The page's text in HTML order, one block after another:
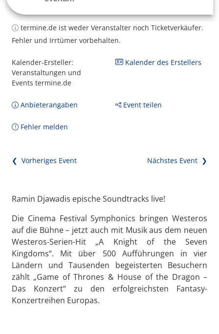
termine.de ist weder Veranstalter noch Ticketverkäufer.
Fehler und Irrtümer vorbehalten.
Kalender-Ersteller:
Veranstaltungen und
Events termine.de
Kalender des Erstellers
Anbieterangaben Event teilen
Fehler melden
❮ Vorheriges Event Nächstes Event ❯
Ramin Djawadis epische Soundtracks live!
Die Cinema Festival Symphonics bringen Westeros
auf die Bühne – jetzt auch mit Musik aus dem neuen
Westeros-Serien-Hit „A Knight of the Seven
Kingdoms“. Mit über 500 Aufführungen in vier
Ländern und Tausenden begeisterten Besuchern
zählt „Game of Thrones & House of the Dragon –
Das Konzert“ zu den erfolgreichsten Fantasy-
Konzertreihen Europas.